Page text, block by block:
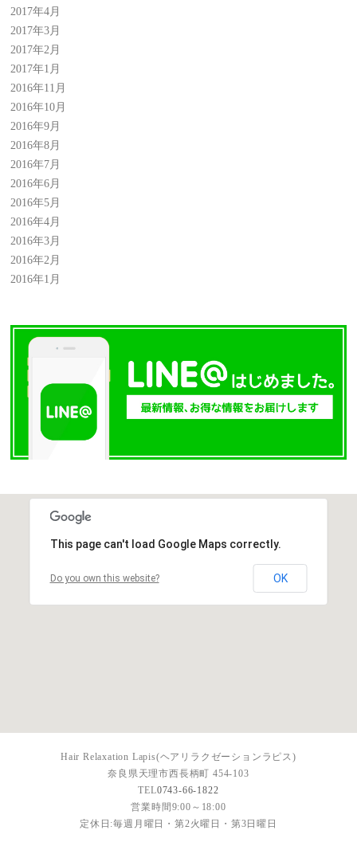
2017年4月
2017年3月
2017年2月
2017年1月
2016年11月
2016年10月
2016年9月
2016年8月
2016年7月
2016年6月
2016年5月
2016年4月
2016年3月
2016年2月
2016年1月
This page can't load Google Maps correctly.
Do you own this website? OK
Hair Relaxation Lapis(ヘアリラクゼーションラピス)
奈良県天理市西長柄町 454-103
TEL0743-66-1822
営業時間9:00～18:00
定休日:毎週月曜日・第2火曜日・第3日曜日